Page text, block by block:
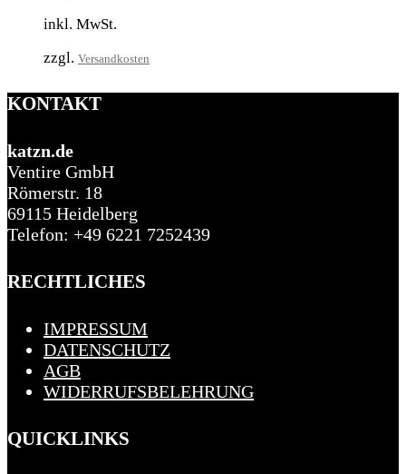
inkl. MwSt.
zzgl. Versandkosten
KONTAKT
katzn.de
Ventire GmbH
Römerstr. 18
69115 Heidelberg
Telefon: +49 6221 7252439
RECHTLICHES
IMPRESSUM
DATENSCHUTZ
AGB
WIDERRUFSBELEHRUNG
QUICKLINKS